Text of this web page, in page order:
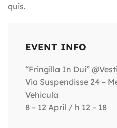
quis.
EVENT INFO
“Fringilla In Dui”
Via Suspendisse 24 –
Vehicula
8 – 12 April / h 12 – 18